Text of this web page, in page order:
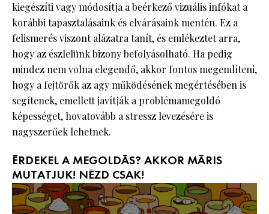
kiegészíti vagy módosítja a beérkező vizuális infókat a
korábbi tapasztalásaink és elvárásaink mentén. Ez a
felismerés viszont alázatra tanít, és emlékeztet arra,
hogy az észlelünk bizony befolyásolható. Ha pedig
mindez nem volna elegendő, akkor fontos megemlíteni,
hogy a fejtörők az agy működésének megértésében is
segítenek, emellett javítják a problémamegoldó
képességet, hovatovább a stressz levezésére is
nagyszerűek lehetnek.
ÉRDEKEL A MEGOLDÁS? AKKOR MÁRIS
MUTATJUK! NÉZD CSAK!